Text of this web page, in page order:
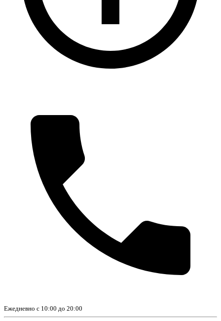
Ежедневно с 10:00 до 20:00